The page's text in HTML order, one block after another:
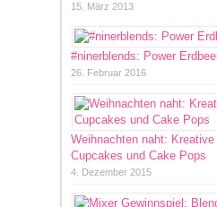
15. März 2013
#ninerblends: Power
26. Februar 2016
Weihnachten naht:
Cupcakes und Cake Pops
4. Dezember 2015